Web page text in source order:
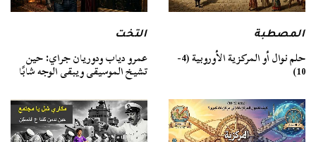
المصطبة
حلم نوال أو المركزية الأوروبية (4-
10)
التخت
عمرو دياب ودوريان جراي: حين
تشيخ الموسيقى ويبقى الوجه شابًا